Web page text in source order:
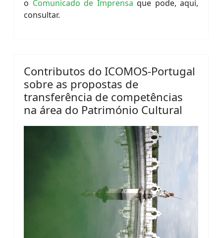
o Comunicado de Imprensa que pode, aqui,
consultar.
Contributos do ICOMOS-Portugal
sobre as propostas de
transferência de competências
na área do Património Cultural